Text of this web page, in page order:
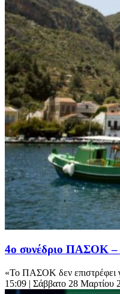
4ο συνέδριο ΠΑΣΟΚ –
«Το ΠΑΣΟΚ δεν επιστρέφει
15:09 | Σάββατο 28 Μαρτίου